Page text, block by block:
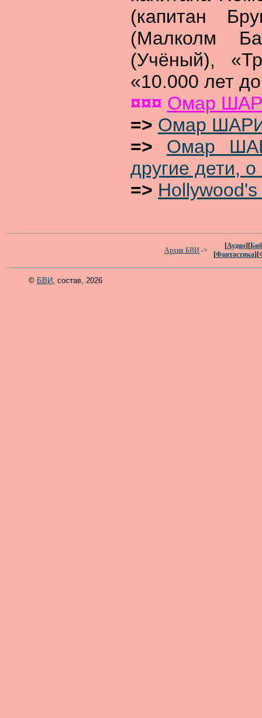
(капитан
(Малколм
(Учёный),
«10.000 лет
¤¤¤ Омар
=> Омар
=> Омар
другие дети,
=>
Архив БВИ ->
[Аудио][
[Фантастика][
© БВИ , состав, 2026